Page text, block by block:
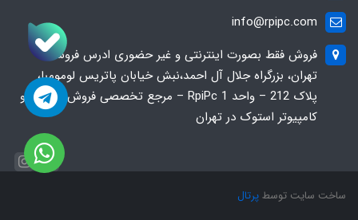
info@rpipc.com
فروش فقط بصورت اینترنتی و غیر حضوری ادرس فروشگاه
تهران، بزرگراه جلال آل احمد،نبش خیابان پاتریس لومومبا،
پلاک 212 – واحد 1 RpiPc – مرجع تخصصی فروش لپ‌تاپ و
کامپیوتر استوک در تهران
ساخت سایت توسطپرتال